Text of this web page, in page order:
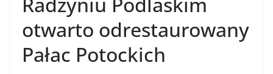
otwarto odrestaurowany
Pałac Potockich